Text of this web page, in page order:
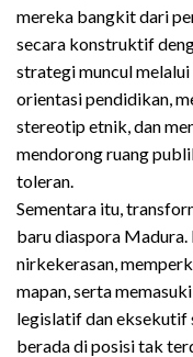
mereka bangkit dari
secara konstruktif
strategi muncul
orientasi pendidikan,
stereotip etnik, dan
mendorong ruang
toleran.
Sementara itu,
baru diaspora
nirkekerasan,
mapan, serta
legislatif dan eksekutif
berada di posisi tak